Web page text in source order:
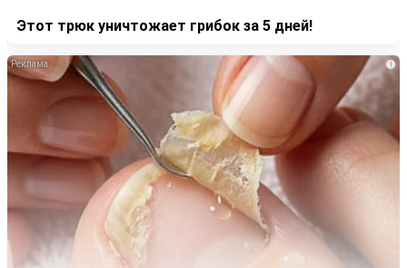
Этот трюк уничтожает грибок за 5 дней!
i